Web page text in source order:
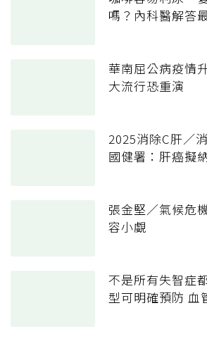
嗎？內科醫解答
華南屈公病疫情
大流行恐重演
2025消除C肝／
國健署：肝癌擬
張金堅／氣候危
容小覷
不是所有失智症
型可明確預防 血